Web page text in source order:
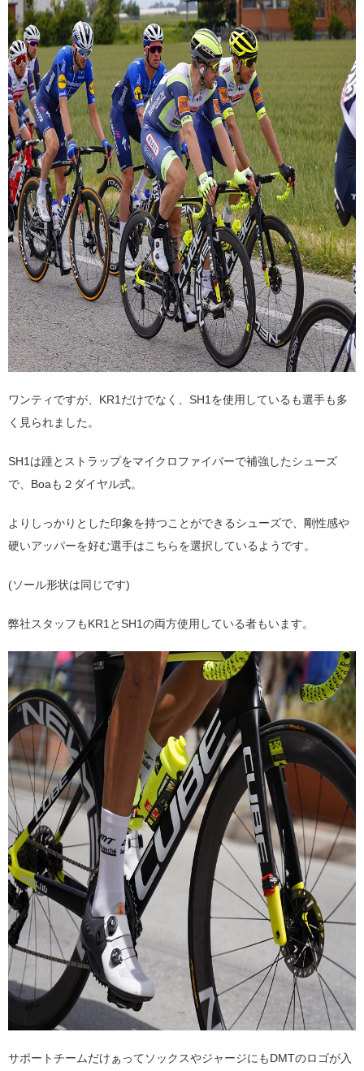
ワンティですが、KR1だけでなく、SH1を使用しているも選手も多
く見られました。
SH1は踵とストラップをマイクロファイバーで補強したシューズ
で、Boaも２ダイヤル式。
よりしっかりとした印象を持つことができるシューズで、剛性感や
硬いアッパーを好む選手はこちらを選択しているようです。
(ソール形状は同じです)
弊社スタッフもKR1とSH1の両方使用している者もいます。
サポートチームだけぁってソックスやジャージにもDMTのロゴが入